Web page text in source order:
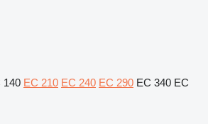
140 EC 210 EC 240 EC 290 EC 340 EC